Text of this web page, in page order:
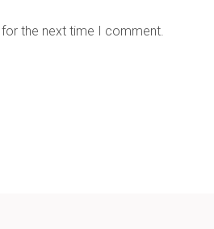
the next time I comment.